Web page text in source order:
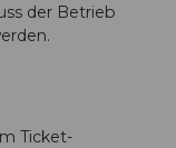
der Betrieb
Ticket-